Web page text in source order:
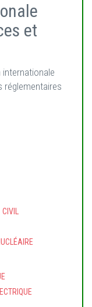
et
réglementaires
CIVIL